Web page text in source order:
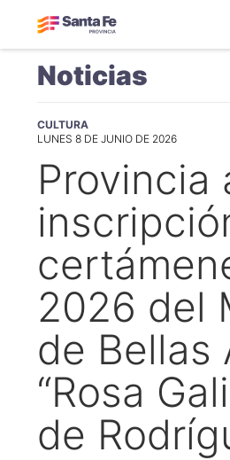
Noticias
CULTURA
LUNES 8 DE JUNIO DE 2026
Provincia
2026 del
de Bellas
“Rosa
de